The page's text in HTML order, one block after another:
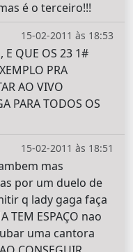
é o terceiro!!!
15-02-2011 às 18:53
E QUE OS 23 1#
PRA
AO VIVO
PARA TODOS OS
15-02-2011 às 18:51
mas
por um duelo de
q lady gaga faça
TEM ESPAÇO nao
uma cantora